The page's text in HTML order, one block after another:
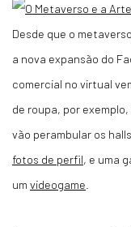
Desde que o
a nova expansão do
comercial no virtual
de roupa, por
vão perambular os
fotos de perfil, e uma
um videogame